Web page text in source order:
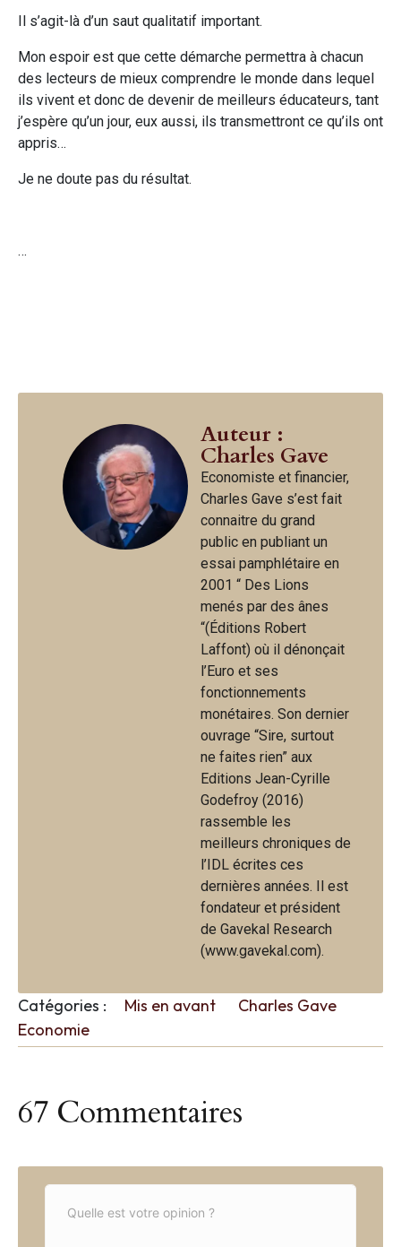
Il s’agit-là d’un saut qualitatif important.
Mon espoir est que cette démarche permettra à chacun
des lecteurs de mieux comprendre le monde dans lequel
ils vivent et donc de devenir de meilleurs éducateurs, tant
j’espère qu’un jour, eux aussi, ils transmettront ce qu’ils ont
appris…
Je ne doute pas du résultat.
…
Auteur :
Charles Gave
Economiste et financier,
Charles Gave s’est fait
connaitre du grand
public en publiant un
essai pamphlétaire en
2001 “ Des Lions
menés par des ânes
“(Éditions Robert
Laffont) où il dénonçait
l’Euro et ses
fonctionnements
monétaires. Son dernier
ouvrage “Sire, surtout
ne faites rien” aux
Editions Jean-Cyrille
Godefroy (2016)
rassemble les
meilleurs chroniques de
l’IDL écrites ces
dernières années. Il est
fondateur et président
de Gavekal Research
(www.gavekal.com).
Catégories : Mis en avant
Charles Gave
Economie
67 Commentaires